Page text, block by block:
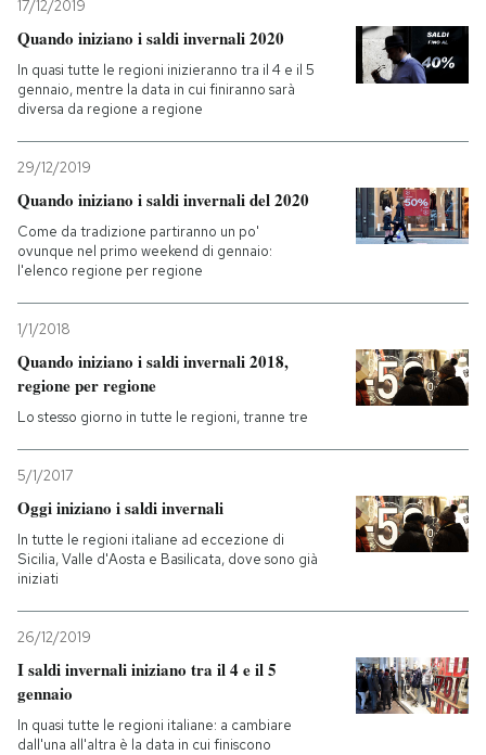
17/12/2019
Quando iniziano i saldi invernali 2020
In quasi tutte le regioni inizieranno tra il 4 e il 5
gennaio, mentre la data in cui finiranno sarà
diversa da regione a regione
29/12/2019
Quando iniziano i saldi invernali del 2020
Come da tradizione partiranno un po'
ovunque nel primo weekend di gennaio:
l'elenco regione per regione
1/1/2018
Quando iniziano i saldi invernali 2018,
regione per regione
Lo stesso giorno in tutte le regioni, tranne tre
5/1/2017
Oggi iniziano i saldi invernali
In tutte le regioni italiane ad eccezione di
Sicilia, Valle d'Aosta e Basilicata, dove sono già
iniziati
26/12/2019
I saldi invernali iniziano tra il 4 e il 5
gennaio
In quasi tutte le regioni italiane: a cambiare
dall'una all'altra è la data in cui finiscono